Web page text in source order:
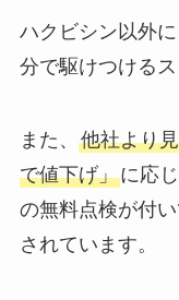
ハクビシン以外
分で駆けつける
また、 他社より
で値下げ」に応
の無料点検が付
されています。